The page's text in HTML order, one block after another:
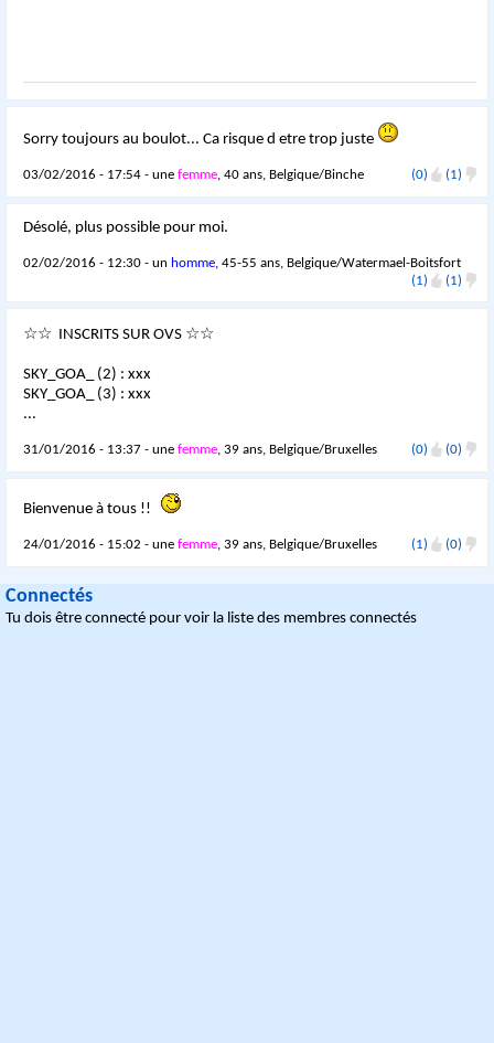
Sorry toujours au boulot... Ca risque d etre trop juste
03/02/2016 - 17:54 - unefemme, 40 ans, Belgique/Binche (0) (1)
Désolé, plus possible pour moi.
02/02/2016 - 12:30 - un homme, 45-55 ans, Belgique/Watermael-Boitsfort
(1)
(1)
☆☆ INSCRITS SUR OVS ☆☆
SKY_GOA_ (2) : xxx
SKY_GOA_ (3) : xxx
...
31/01/2016 - 13:37 - unefemme, 39 ans, Belgique/Bruxelles (0) (0)
Bienvenue à tous !!
24/01/2016 - 15:02 - unefemme, 39 ans, Belgique/Bruxelles (1) (0)
Connectés
Tu dois être connecté pour voir la liste des membres connectés